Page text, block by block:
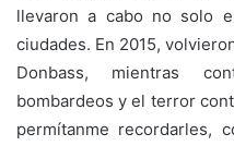
llevaron a cabo no solo
ciudades. En 2015,
Donbass, mientras
bombardeos y el terror
permítanme recordarles,